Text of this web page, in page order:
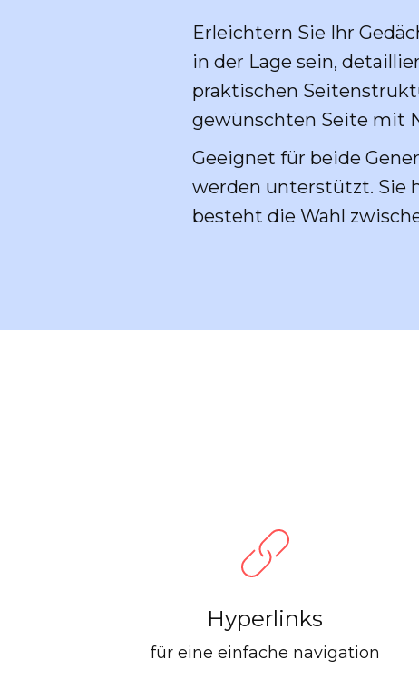
Erleichtern Sie Ihr
in der Lage sein,
praktischen
gewünschten Seite mit
Geeignet für beide
werden unterstützt. Sie
besteht die Wahl
Hyperlinks
für eine einfache navigation